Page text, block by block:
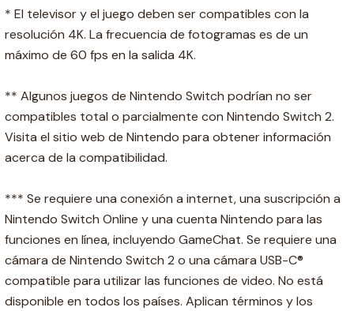
* El televisor y el juego deben ser compatibles con la
resolución 4K. La frecuencia de fotogramas es de un
máximo de 60 fps en la salida 4K.
** Algunos juegos de Nintendo Switch podrían no ser
compatibles total o parcialmente con Nintendo Switch 2.
Visita el sitio web de Nintendo para obtener información
acerca de la compatibilidad.
*** Se requiere una conexión a internet, una suscripción a
Nintendo Switch Online y una cuenta Nintendo para las
funciones en línea, incluyendo GameChat. Se requiere una
cámara de Nintendo Switch 2 o una cámara USB-C®
compatible para utilizar las funciones de video. No está
disponible en todos los países. Aplican términos y los